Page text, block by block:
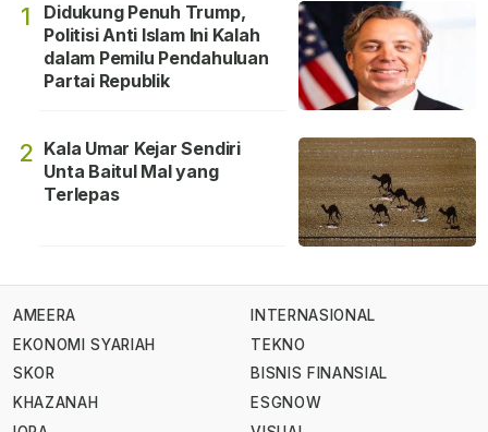
1
Didukung Penuh Trump,
Politisi Anti Islam Ini Kalah
dalam Pemilu Pendahuluan
Partai Republik
2 Kala Umar Kejar Sendiri
Unta Baitul Mal yang
Terlepas
AMEERA
EKONOMI SYARIAH
SKOR
KHAZANAH
INTERNASIONAL
TEKNO
BISNIS FINANSIAL
ESGNOW